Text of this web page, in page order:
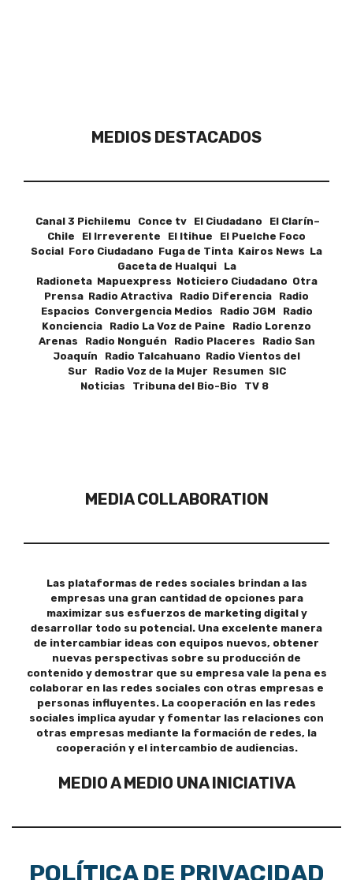
MEDIOS DESTACADOS
Canal 3 Pichilemu Conce tv El Ciudadano El Clarín–
Chile El Irreverente El Itihue El Puelche Foco
Social Foro Ciudadano Fuga de Tinta Kairos News La
Gaceta de Hualqui La
Radioneta Mapuexpress Noticiero Ciudadano Otra
Prensa Radio Atractiva Radio Diferencia Radio
Espacios Convergencia Medios Radio JGM Radio
Konciencia Radio La Voz de Paine Radio Lorenzo
Arenas Radio Nonguén Radio Placeres Radio San
Joaquín Radio Talcahuano Radio Vientos del
Sur Radio Voz de la Mujer Resumen SIC
Noticias Tribuna del Bio-Bio TV 8
MEDIA COLLABORATION
Las plataformas de redes sociales brindan a las
empresas una gran cantidad de opciones para
maximizar sus esfuerzos de marketing digital y
desarrollar todo su potencial. Una excelente manera
de intercambiar ideas con equipos nuevos, obtener
nuevas perspectivas sobre su producción de
contenido y demostrar que su empresa vale la pena es
colaborar en las redes sociales con otras empresas e
personas influyentes. La cooperación en las redes
sociales implica ayudar y fomentar las relaciones con
otras empresas mediante la formación de redes, la
cooperación y el intercambio de audiencias.
MEDIO A MEDIO UNA INICIATIVA
POLÍTICA DE PRIVACIDAD